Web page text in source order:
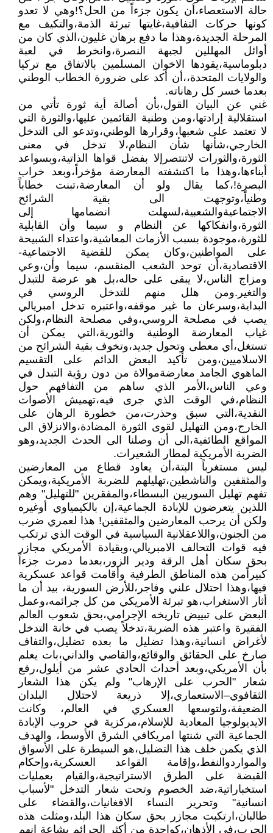
حالة الاستعصاء،أن يكون جزءاً من الحل؟!وهي لا تعدو
كونها حركات التفافية،غايتها تبرئة الذمة،والتكيف مع
المرحلة الجديدة،وهذا ما دفع برهان غليون،الذي كان من
أوائل المهللين لجبهة النصرة،وانخرط في لعبة
دبلوماسية،يقودها الاخوان المسلمين بالاتفاق مع تركيا
والولايات المتحدة،،أن أكد على ضرورة الخطاب الوطني
بعدما خسر كل رهاناته.
غني عن البيان القول،بأن أصالة أية ثورة تأتي من
استقلالية إرادتها،ومن وطنية القائمين عليها،والثورة التي
لا تعتمد على شعبها،وقرارها الوطني،وتدعو الى التدخل
الخارجي،شأنها شأن النظام،لا تدخل في معنى
الثورة،والثورات لاتنتصرإلا بفضل قواها الذاتية،وبسواعد
أبناءها،وهذا ما اكتشفته المعارضة مؤخراً،وبعد خراب
البصرة!،كما يقال ولو أن المعارضة،تبنت خطاباً
وطنياً،وتوجهت الى بقية الشرائح
الاجتماعيةوالشعبية،لسهلت انضمامها إلى
الثورة،وانفكاكها عن النظام و سيما وأن القابلية
للثورة،موجودة بسبب الأزمات المعاشية،واعتداء الشبيحة
على المواطنين،وكان يمكن للقضية الاجتماعية-
الاقتصادية،أن توحد الشعب المنقسم، سيما وأن،وعي
ومزاج الناس،لا يبقى على حاله،بل هو عرضة للتبدل
والتغير.ومن هلل منهم للتدخل الروسي في
البداية،وسرعان ما غير موقفه،واعتبره تدخل امبريالي
يصب في مصلحة الروسي،وفي مصلحة النظام،ولكن
غياب المعارضة الوطنية والثورية،التي يمكن أن
تستغل،أي معطى وتحول جديد،وتخوف بقية الشرائح من
الاسلاميين،ومن تأكيد البعض الدائم على التقسيم
الماهوي الجامد معارضةموالاة من دون رؤية التبدل في
وعي الناس،الأمر الذي ساهم من التفافهم حول
النظام،في الوقت الذي جرى فيه،تهميش الأصوات
النقدية،التي سبق وحذرت،من خطورة الرهان على
الخارج،ومن التهليل لقوى الثورة المضادة،والانزلاق الى
المواقع الطائفية،الى أن وصلنا الى الحدث الجديد،وهو
الضربة الأمريكية لمطار الشعيرات.
ليس مستغرباً البتة،أن يعاود قطاع من المعارضين
والمثقفين والناشطين،تهليلهم للضربة الأمريكية،ويمكن
تفهم تهليل السوريين البسطاء،والمفقرين "للتهليل" وهم
اللذين يتعرضون للإبادة الجماعية،إن بالكيمياوي أوغيره
ولكن أن يرحب المعارضين والمثقفين! هذا لعمري ضرب
من الجنون،واللاعقلانية السياسية في الوقت الذي ترتكب
فيه قوات التحالف الامبريالي،وبقيادة الأمريكي مجازر
بحق سكان أهل الرقة ودير الزور،بعدما دمرت جزءاً
كبيراًمن هذه المناطق الطرفية وأقامت قواعد عسكرية
فيها،وهذا احتلال علني وفاجر،للأرض السورية، بيد أن ما
أثار الاستغراب،هو تبرئة الأمريكي من كل جرائمه،وعمل
البعض على تبييض تاريخه الإجرامي،بحق شعوب العالم
الفقيرة واعتبر هذه الضربة،تدخلاً يصب في خانة التدخل
لأغراض انسانية،وهذا تضليل ما بعده تضليل،والتفاف
صارخ على الحقائق والوقائع،والقاصي والداني،بات يعلم
بأن الأمريكي،وبعد أحداث الحادي عشر من أيلول،رفع
شعار "الحرب على الإرهاب" ولم يكن هذا الشعار
الثقافوي–الاستعماري،إلا ذريعة لاحتلال البلدان
الضعيفة،ولتوسعها العسكري في العالم، وكانت
الايديولوجيا المعادية للإسلام،مركزية في حروب الإبادة
الجماعية التي شنتها امريكافي الشرق الأوسط، والهدف
الذي يكمن خلف هذا التضليل،هو السيطرة على الأسواق
والمواردوالنفط،وإقامة القواعد العسكرية،وإحكام
القبضة على الطرق الاستراتيجية،والقيام بعمليات
استخباراتية،ضد الخصوم وتحت شعار التدخل "لأسباب
انسانية" وتحرير النساء الافغانيات،والقضاء على
طالبان،ارتكبت مجازر بحق سكان هذا البلد،ومثلت هذه
الحرب،في الأذهان،كواحدة من أكثر الجرائم بشاعة إنهم